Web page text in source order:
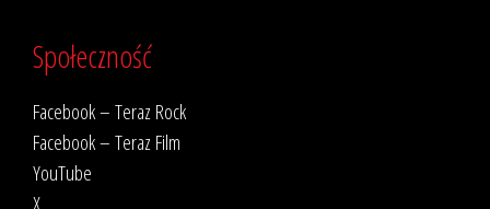
Społeczność
Facebook – Teraz Rock
Facebook – Teraz Film
YouTube